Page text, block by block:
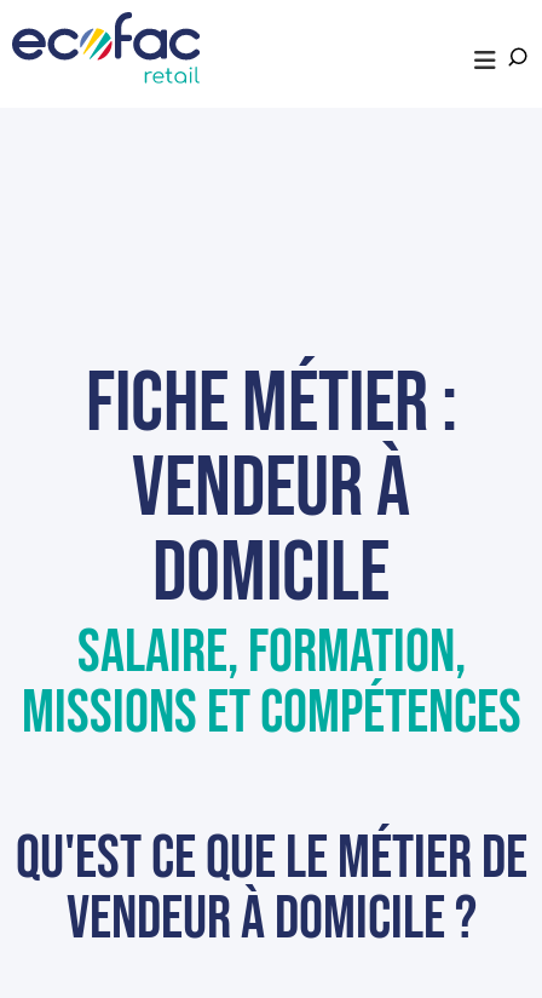
fiche métier :
Vendeur à
domicile
Salaire, formation,
missions et compétences
Qu'est ce que le métier de
vendeur à domicile ?